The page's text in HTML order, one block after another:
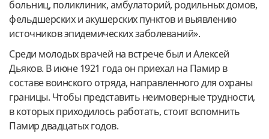
больниц, поликлиник, амбулаторий, родильных домов,
фельдшерских и акушерских пунктов и выявлению
источников эпидемических заболеваний».
Среди молодых врачей на встрече был и Алексей
Дьяков. В июне 1921 года он приехал на Памир в
составе воинского отряда, направленного для охраны
границы. Чтобы представить неимоверные трудности,
в которых приходилось работать, стоит вспомнить
Памир двадцатых годов.